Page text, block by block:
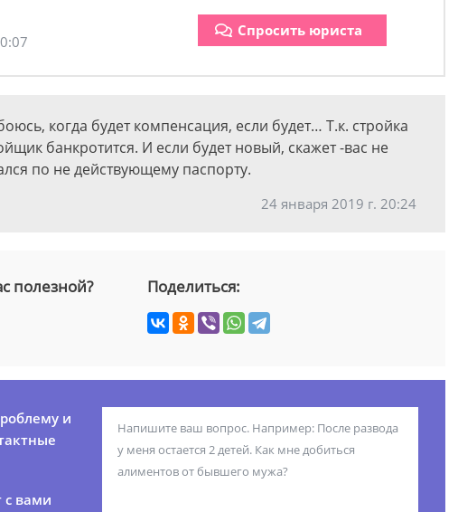
Спросить юриста
когда будет компенсация, если будет… Т.к. стройка
банкротится. И если будет новый, скажет -вас не
по не действующему паспорту.
24 января 2019 г. 20:24
полезной? Поделиться:
и
с вами